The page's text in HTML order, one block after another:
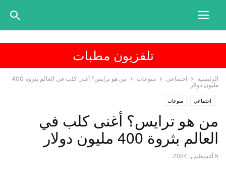
تلفزيون مطبات
الرئيسية اجتماعي منوعات
من هو ترايس؟ أغنى كلب في العالم بثروة 400
مليون دولار
اجتماعي منوعات
من هو ترايس؟ أغنى كلب في
العالم بثروة 400 مليون دولار
5 أغسطس، 2024